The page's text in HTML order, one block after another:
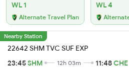
WL 1
Alternate Travel Plan
WL 4
Nearby Station
22642 SHM TVC SUF EXP
23:45SHM 12h 03m 11:48CHE